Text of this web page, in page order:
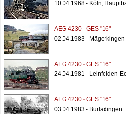
10.04.1968 - Köln,
AEG 4230 - GES "16"
02.04.1983 - Mägerkingen
AEG 4230 - GES "16"
24.04.1981 - Leinfelden-
AEG 4230 - GES "16"
03.04.1983 - Burladingen